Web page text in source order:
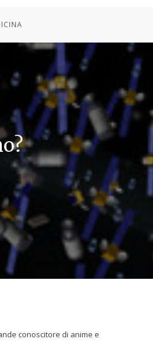
conoscitore di anime e